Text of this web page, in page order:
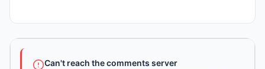
Can't reach the comments server